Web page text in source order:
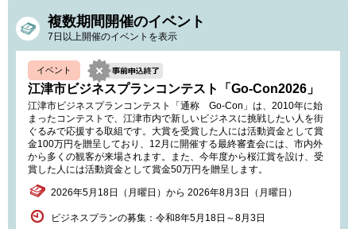
複数期間開催のイベント
7日以上開催のイベントを表示
イベント
江津市ビジネスプランコンテスト「Go-Con2026」
江津市ビジネスプランコンテスト「通称 Go-Con」は、2010年に始
まったコンテストで、江津市内で新しいビジネスに挑戦したい人を街
ぐるみで応援する取組です。大賞を受賞した人には活動資金として賞
金100万円を贈呈しており、12月に開催する最終審査会には、市内外
から多くの観客が来場されます。また、今年度から桜江賞を設け、受
賞した人には活動資金として賞金50万円を贈呈します。
2026年5月18日（月曜日）から 2026年8月3日（月曜日）
ビジネスプランの募集：令和8年5月18日～8月3日